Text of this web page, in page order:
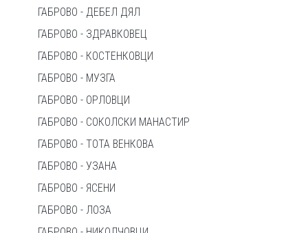
ГАБРОВО - ДЕБЕЛ ДЯЛ
ГАБРОВО - ЗДРАВКОВЕЦ
ГАБРОВО - КОСТЕНКОВЦИ
ГАБРОВО - МУЗГА
ГАБРОВО - ОРЛОВЦИ
ГАБРОВО - СОКОЛСКИ МАНАСТИР
ГАБРОВО - ТОТА ВЕНКОВА
ГАБРОВО - УЗАНА
ГАБРОВО - ЯСЕНИ
ГАБРОВО - ЛОЗА